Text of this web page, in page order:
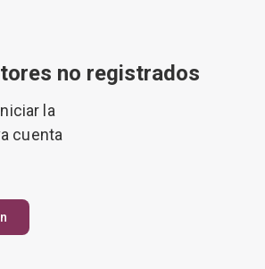
no registrados
la
cuenta